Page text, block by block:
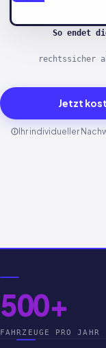
So endet
rechtssicher
Jetzt
Ihr individueller
500+
FAHRZEUGE PRO JAHR